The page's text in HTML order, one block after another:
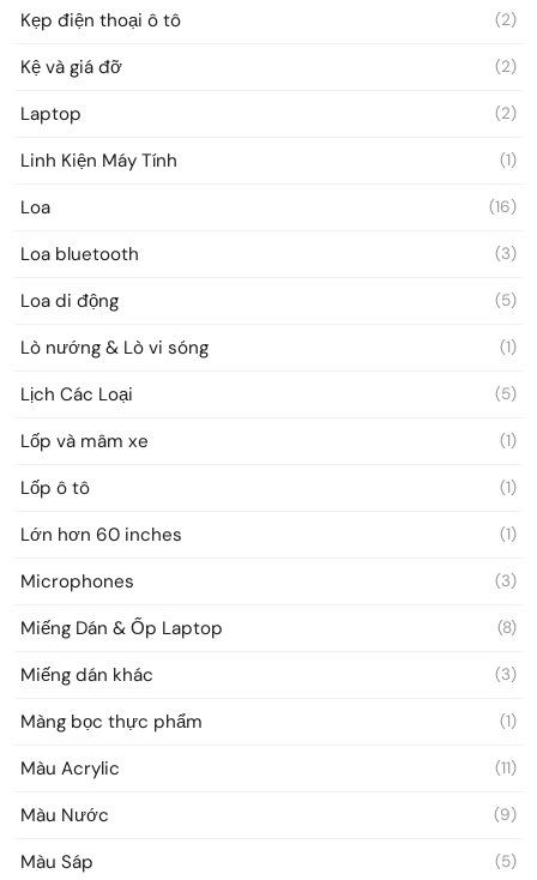
Kẹp điện thoại ô tô (2)
Kệ và giá đỡ (2)
Laptop (2)
Linh Kiện Máy Tính (1)
Loa (16)
Loa bluetooth (3)
Loa di động (5)
Lò nướng & Lò vi sóng (1)
Lịch Các Loại (5)
Lốp và mâm xe (1)
Lốp ô tô (1)
Lớn hơn 60 inches (1)
Microphones (3)
Miếng Dán & Ốp Laptop (8)
Miếng dán khác (3)
Màng bọc thực phẩm (1)
Màu Acrylic (11)
Màu Nước (9)
Màu Sáp (5)